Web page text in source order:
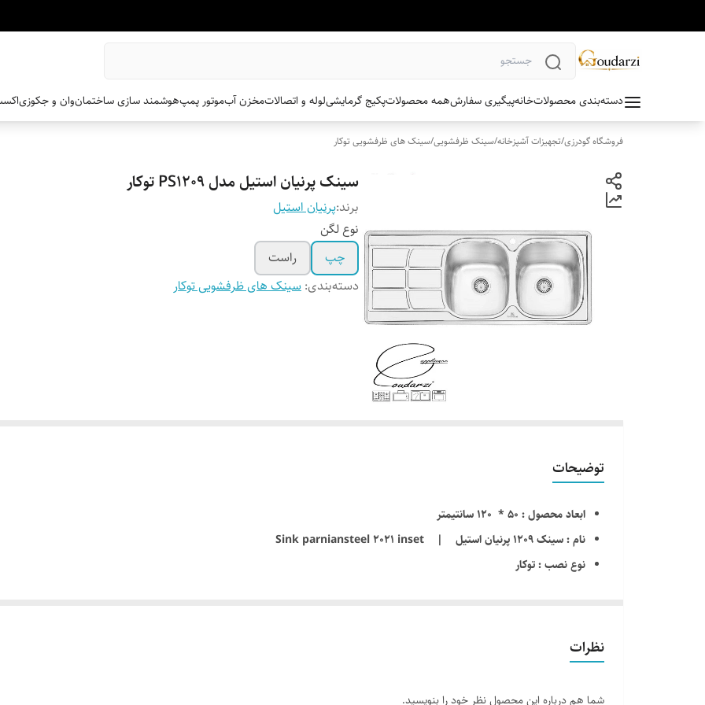
دسته‌بندی محصولاتخانهپیگیری سفارشهمه محصولاتپکیج گرمایشیلوله و اتصالاتمخزن آبموتور پمپهوشمند سازی ساختمانوان و جکوزی
فروشگاه گودرزی/تجهیزات آشپزخانه/سینک ظرفشویی/سینک های ظرفشویی توکار
سینک پرنیان استیل مدل PS1209 توکار
برند:پرنیان استیل
نوع لگن
چپ
راست
دسته‌بندی: سینک های ظرفشویی توکار
توضیحات
ابعاد محصول : 50 * 120 سانتیمتر
نام : سینک 1209 پرنیان استیل | Sink parniansteel 2021 inset
نوع نصب : توکار
نوع لگن : معمولی
سمت لگن : چپ و راست به انتخاب مشتری
نظرات
شما هم درباره این محصول نظر خود را بنویسید.